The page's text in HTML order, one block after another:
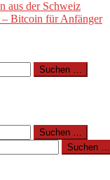
aus der Schweiz
Bitcoin für Anfänger
Suchen …
Suchen …
Suchen …